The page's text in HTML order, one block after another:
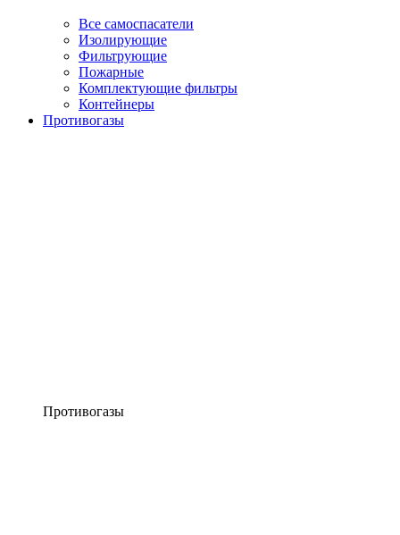
Все самоспасатели
Изолирующие
Фильтрующие
Пожарные
Комплектующие фильтры
Контейнеры
Противогазы
Противогазы